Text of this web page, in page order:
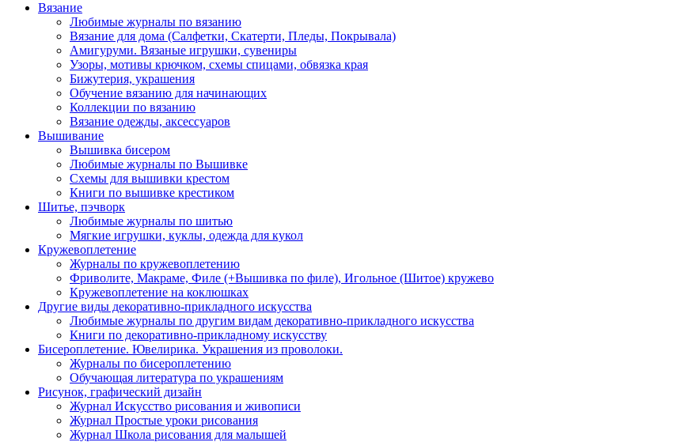
Вязание
Любимые журналы по вязанию
Вязание для дома (Салфетки, Скатерти, Пледы, Покрывала)
Амигуруми. Вязаные игрушки, сувениры
Узоры, мотивы крючком, схемы спицами, обвязка края
Бижутерия, украшения
Обучение вязанию для начинающих
Коллекции по вязанию
Вязание одежды, аксессуаров
Вышивание
Вышивка бисером
Любимые журналы по Вышивке
Схемы для вышивки крестом
Книги по вышивке крестиком
Шитье, пэчворк
Любимые журналы по шитью
Мягкие игрушки, куклы, одежда для кукол
Кружевоплетение
Журналы по кружевоплетению
Фриволите, Макраме, Филе (+Вышивка по филе), Игольное (Шитое) кружево
Кружевоплетение на коклюшках
Другие виды декоративно-прикладного искусства
Любимые журналы по другим видам декоративно-прикладного искусства
Книги по декоративно-прикладному искусству
Бисероплетение. Ювелирика. Украшения из проволоки.
Журналы по бисероплетению
Обучающая литература по украшениям
Рисунок, графический дизайн
Журнал Искусство рисования и живописи
Журнал Простые уроки рисования
Журнал Школа рисования для малышей